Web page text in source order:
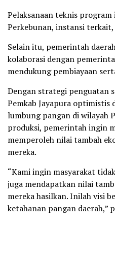
Pelaksanaan teknis
Perkebunan, instansi
Selain itu, pemerintah
kolaborasi dengan
mendukung pembiayaan
Dengan strategi penguatan
Pemkab Jayapura optimistis
lumbung pangan di wilayah
produksi, pemerintah ingin
memperoleh nilai tambah
mereka.
“Kami ingin masyarakat
juga mendapatkan nilai
mereka hasilkan. Inilah visi
ketahanan pangan daerah,”